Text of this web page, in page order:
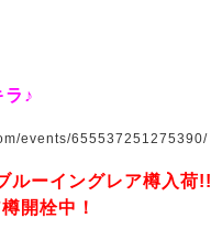
♪
events/655537251275390/
ルーイングレア樽入荷!!
開栓中！